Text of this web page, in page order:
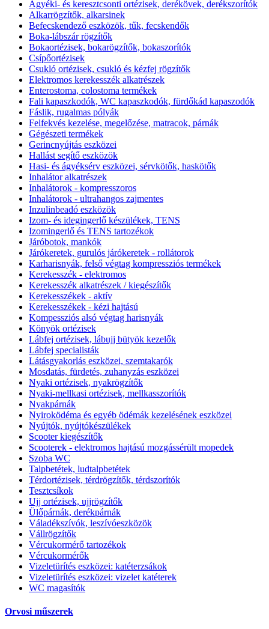
Ágyéki- és keresztcsonti ortézisek, derékövek, derékszorítók
Alkarrögzítők, alkarsinek
Befecskendező eszközök, tűk, fecskendők
Boka-lábszár rögzítők
Bokaortézisek, bokarögzítők, bokaszorítók
Csípőortézisek
Csukló ortézisek, csukló és kézfej rögzítők
Elektromos kerekesszék alkatrészek
Enterostoma, colostoma termékek
Fali kapaszkodók, WC kapaszkodók, fürdőkád kapaszodók
Fáslik, rugalmas pólyák
Felfekvés kezelése, megelőzése, matracok, párnák
Gégészeti termékek
Gerincnyújtás eszközei
Hallást segítő eszközök
Hasi- és ágyéksérv eszközei, sérvkötők, haskötők
Inhalátor alkatrészek
Inhalátorok - kompresszoros
Inhalátorok - ultrahangos zajmentes
Inzulinbeadó eszközök
Izom- és idegingerlő készülékek, TENS
Izomingerlő és TENS tartozékok
Járóbotok, mankók
Járókeretek, gurulós járókeretek - rollátorok
Karharisnyák, felső végtag kompressziós termékek
Kerekesszék - elektromos
Kerekesszék alkatrészek / kiegészítők
Kerekesszékek - aktív
Kerekesszékek - kézi hajtású
Kompessziós alsó végtag harisnyák
Könyök ortézisek
Lábfej ortézisek, lábujj bütyök kezelők
Lábfej specialisták
Látásgyakorlás eszközei, szemtakarók
Mosdatás, fürdetés, zuhanyzás eszközei
Nyaki ortézisek, nyakrögzítők
Nyaki-mellkasi ortézisek, mellkasszorítók
Nyakpárnák
Nyiroködéma és egyéb ödémák kezelésének eszközei
Nyújtók, nyújtókészülékek
Scooter kiegészítők
Scooterek - elektromos hajtású mozgássérült mopedek
Szoba WC
Talpbetétek, ludtalpbetétek
Térdortézisek, térdrögzítők, térdszorítók
Tesztcsíkok
Ujj ortézisek, ujjrögzítők
Ülőpárnák, derékpárnák
Váladékszívók, leszívóeszközök
Vállrögzítők
Vércukormérő tartozékok
Vércukormérők
Vizeletürítés eszközei: katéterzsákok
Vizeletürítés eszközei: vizelet katéterek
WC magasítók
Orvosi műszerek